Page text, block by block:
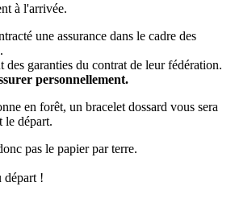
à l'arrivée.
une assurance dans le cadre des
des garanties du contrat de leur fédération.
personnellement.
en forêt, un bracelet dossard vous sera
le départ.
pas le papier par terre.
départ !